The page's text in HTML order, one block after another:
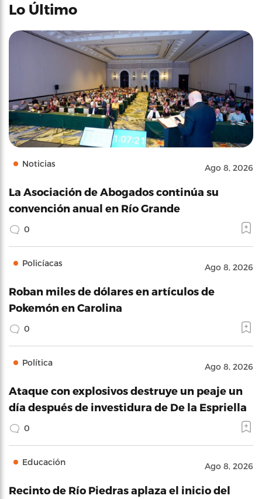
Lo Último
Noticias Ago 8, 2026
La Asociación de Abogados continúa su
convención anual en Río Grande
0
Policíacas Ago 8, 2026
Roban miles de dólares en artículos de
Pokemón en Carolina
0
Política Ago 8, 2026
Ataque con explosivos destruye un peaje un
día después de investidura de De la Espriella
0
Educación Ago 8, 2026
Recinto de Río Piedras aplaza el inicio del